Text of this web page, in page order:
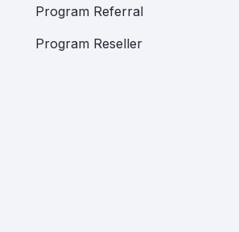
Program Referral
Program Reseller